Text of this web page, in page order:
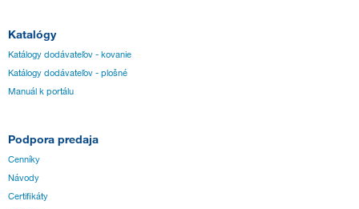
Katalógy
Katálogy dodávateľov - kovanie
Katálogy dodávateľov - plošné
Manuál k portálu
Podpora predaja
Cenníky
Návody
Certifikáty